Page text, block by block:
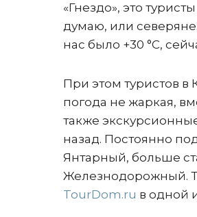
«Гнездо», это
думаю, или
нас было +30 °С,
При этом туристов в
погода не жаркая,
также
назад. Постоянно
Янтарный, больше
Железнодорожный.
TourDom.ru в одной